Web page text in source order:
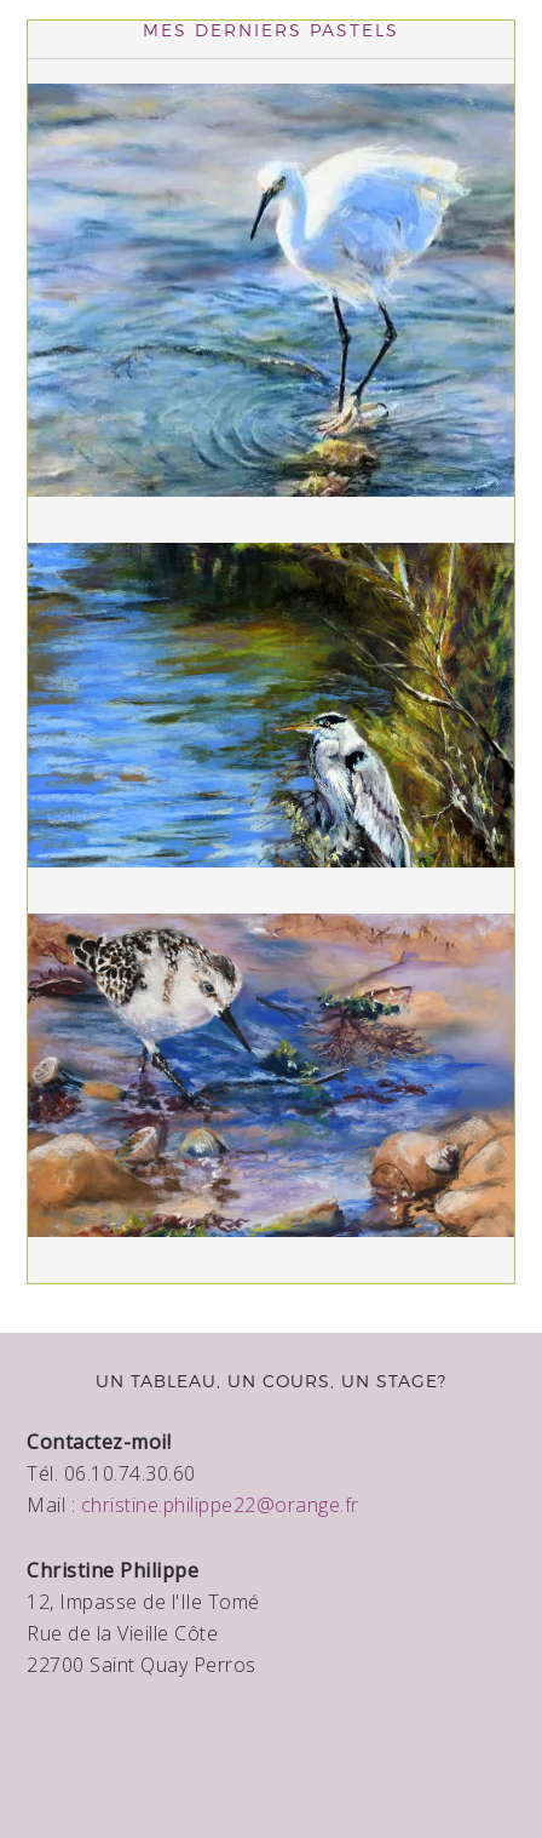
MES DERNIERS PASTELS
UN TABLEAU, UN COURS, UN STAGE?
Contactez-moi!
Tél. 06.10.74.30.60
Mail : christine.philippe22@orange.fr
Christine Philippe
12, Impasse de l'Ile Tomé
Rue de la Vieille Côte
22700 Saint Quay Perros